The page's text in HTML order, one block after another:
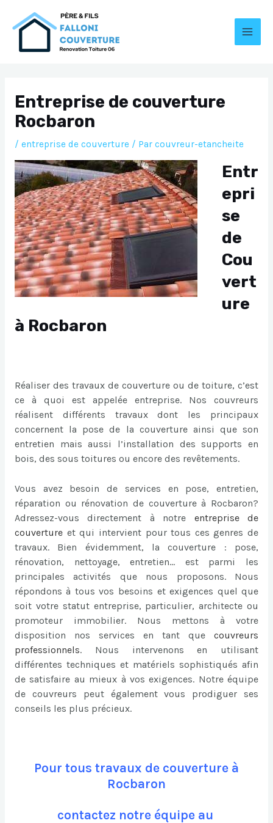
Entreprise de couverture
Rocbaron
/ entreprise de couverture/ Par couvreur-etancheite
Entr
epri
se
de
Cou
vert
ure
à Rocbaron
Réaliser des travaux de couverture ou de toiture, c’est
ce à quoi est appelée entreprise. Nos couvreurs
réalisent différents travaux dont les principaux
concernent la pose de la couverture ainsi que son
entretien mais aussi l’installation des supports en
bois, des sous toitures ou encore des revêtements.
Vous avez besoin de services en pose, entretien,
réparation ou rénovation de couverture à Rocbaron?
Adressez-vous directement à notre entreprise de
couverture et qui intervient pour tous ces genres de
travaux. Bien évidemment, la couverture : pose,
rénovation, nettoyage, entretien… est parmi les
principales activités que nous proposons. Nous
répondons à tous vos besoins et exigences quel que
soit votre statut entreprise, particulier, architecte ou
promoteur immobilier. Nous mettons à votre
disposition nos services en tant que couvreurs
professionnels. Nous intervenons en utilisant
différentes techniques et matériels sophistiqués afin
de satisfaire au mieux à vos exigences. Notre équipe
de couvreurs peut également vous prodiguer ses
conseils les plus précieux.
Pour tous travaux de couverture à
Rocbaron
contactez notre équipe au